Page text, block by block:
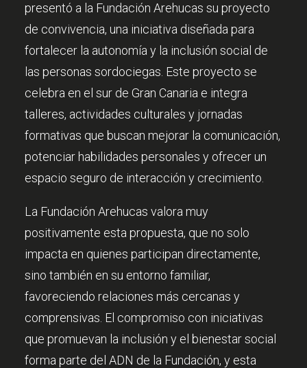
presentó a la Fundación Arehucas su proyecto
de convivencia, una iniciativa diseñada para
fortalecer la autonomía y la inclusión social de
las personas sordociegas. Este proyecto se
celebra en el sur de Gran Canaria e integra
talleres, actividades culturales y jornadas
formativas que buscan mejorar la comunicación,
potenciar habilidades personales y ofrecer un
espacio seguro de interacción y crecimiento.
La Fundación Arehucas valora muy
positivamente esta propuesta, que no solo
impacta en quienes participan directamente,
sino también en su entorno familiar,
favoreciendo relaciones más cercanas y
comprensivas. El compromiso con iniciativas
que promuevan la inclusión y el bienestar social
forma parte del ADN de la Fundación, y esta